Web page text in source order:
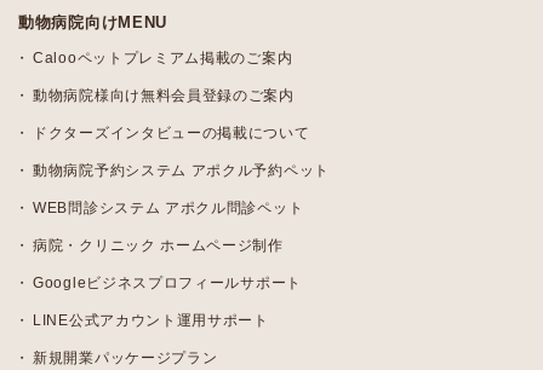
動物病院向けMENU
Calooペットプレミアム掲載のご案内
動物病院様向け無料会員登録のご案内
ドクターズインタビューの掲載について
動物病院予約システム アポクル予約ペット
WEB問診システム アポクル問診ペット
病院・クリニック ホームページ制作
Googleビジネスプロフィールサポート
LINE公式アカウント運用サポート
新規開業パッケージプラン